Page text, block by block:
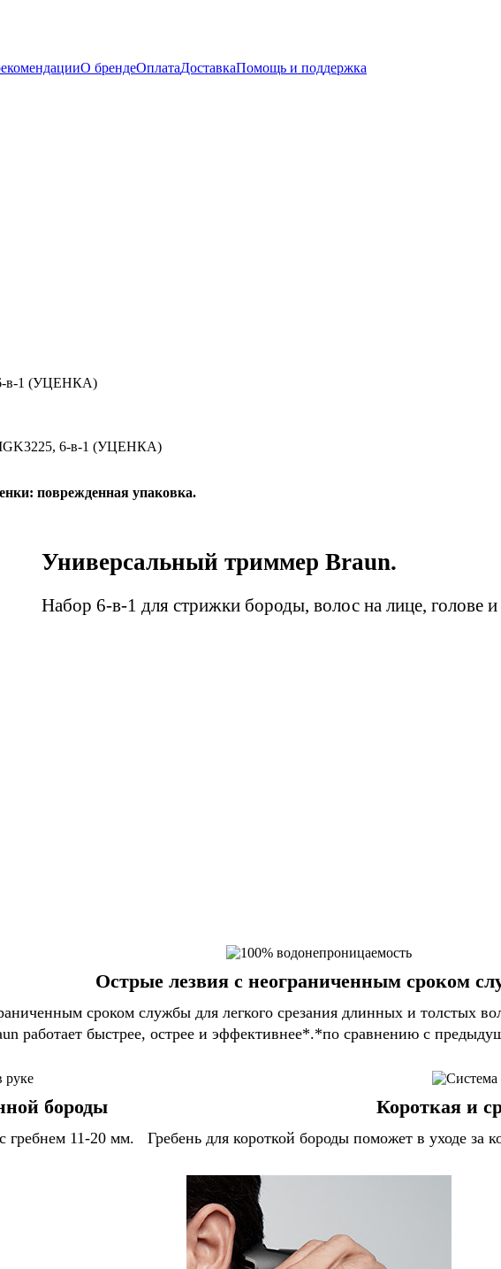
О брендеОплатаДоставкаПомощь и поддержка
6-в-1 (УЦЕНКА)
6-в-1 (УЦЕНКА)
поврежденная упаковка.
Универсальный триммер Braun.
Набор 6-в-1 для стрижки бороды, волос на лице, голове и
Острые лезвия с неограниченным сроком
сроком службы для легкого срезания длинных и толстых
работает быстрее, острее и эффективнее*.*по сравнению с
бороды
гребнем 11-20 мм.
Короткая и
Гребень для короткой бороды поможет в уходе